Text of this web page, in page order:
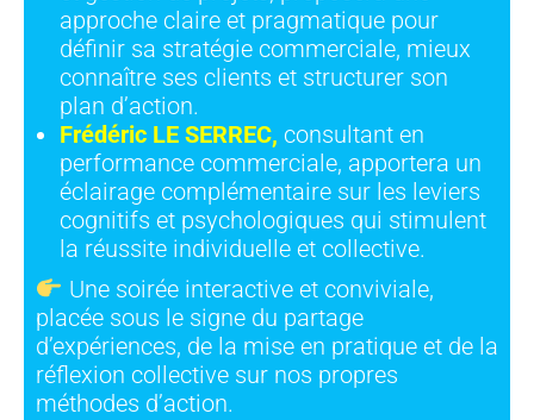
approche claire et pragmatique pour
définir sa stratégie commerciale, mieux
connaître ses clients et structurer son
plan d’action.
Frédéric LE SERREC, consultant en
performance commerciale, apportera un
éclairage complémentaire sur les leviers
cognitifs et psychologiques qui stimulent
la réussite individuelle et collective.
Une soirée interactive et conviviale,
placée sous le signe du partage
d’expériences, de la mise en pratique et de la
réflexion collective sur nos propres
méthodes d’action.